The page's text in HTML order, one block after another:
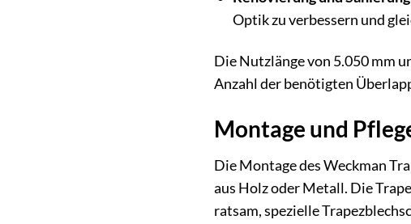
Optik zu verbessern und
Die Nutzlänge von 5.050 mm
Anzahl der benötigten
Montage und
Die Montage des Weckman
aus Holz oder Metall. Die
ratsam, spezielle